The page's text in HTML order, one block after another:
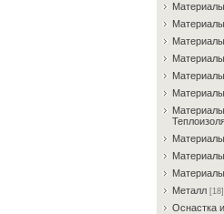
Meтaлл [18]
Ocнacткa